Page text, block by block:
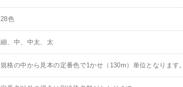
28色
細、中、中太、太
規格の中から見本の定番色で1かせ（130m）単位となります。